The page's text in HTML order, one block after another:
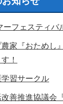
ーフェスティバ
家『おためし
！
習サークル
善推進協議会